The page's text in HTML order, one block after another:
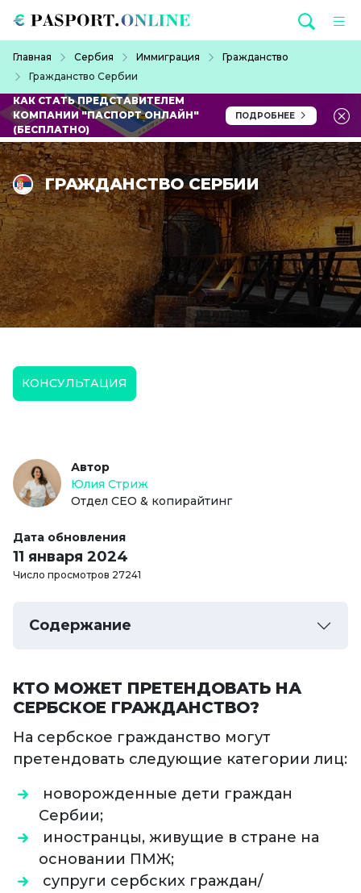
Строка навигации
Главная Сербия Иммиграция
Гражданство
Гражданство Сербии
КАК СТАТЬ ПРЕДСТАВИТЕЛЕМ
КОМПАНИИ "ПАСПОРТ ОНЛАЙН"
(БЕСПЛАТНО)
ПОДРОБНЕЕ
ГРАЖДАНСТВО СЕРБИИ
КОНСУЛЬТАЦИЯ
Автор
Юлия Стриж
Отдел СЕО & копирайтинг
Дата обновления
11 января 2024
Число просмотров 27241
Содержание
КТО МОЖЕТ ПРЕТЕНДОВАТЬ НА
СЕРБСКОЕ ГРАЖДАНСТВО?
На сербское гражданство могут
претендовать следующие категории лиц:
новорожденные дети граждан
Сербии;
иностранцы, живущие в стране на
основании ПМЖ;
супруги сербских граждан/